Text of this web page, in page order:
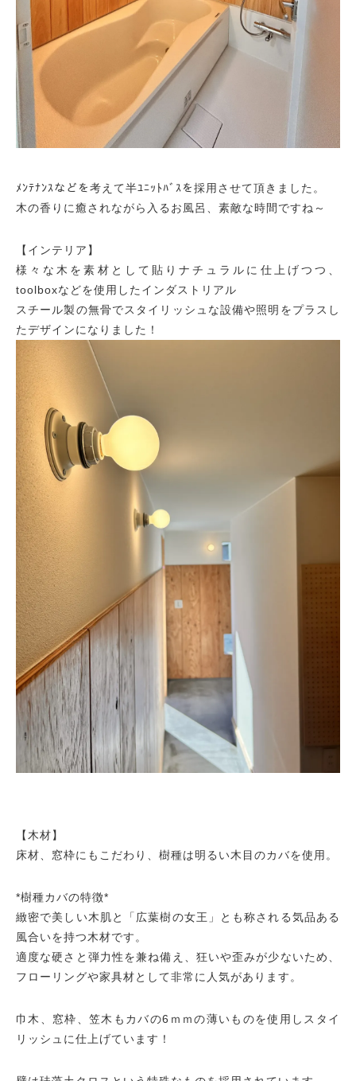
ﾒﾝﾃﾅﾝｽなどを考えて半ﾕﾆｯﾄﾊﾞｽを採用させて頂きました。
木の香りに癒されながら入るお風呂、素敵な時間ですね～
【インテリア】
様々な木を素材として貼りナチュラルに仕上げつつ、
toolboxなどを使用したインダストリアル
スチール製の無骨でスタイリッシュな設備や照明をプラスし
たデザインになりました！
【木材】
床材、窓枠にもこだわり、樹種は明るい木目のカバを使用。
*樹種カバの特徴*
緻密で美しい木肌と「広葉樹の女王」とも称される気品ある
風合いを持つ木材です。
適度な硬さと弾力性を兼ね備え、狂いや歪みが少ないため、
フローリングや家具材として非常に人気があります。
巾木、窓枠、笠木もカバの6ｍｍの薄いものを使用しスタイ
リッシュに仕上げています！